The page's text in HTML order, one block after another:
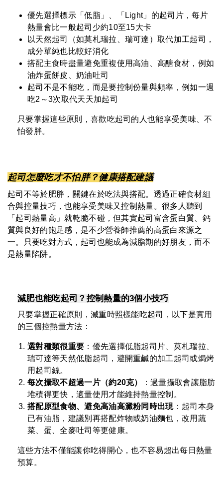
優先選擇標示「低脂」、「Light」的起司片，每片
熱量會比一般起司少約10至15大卡
以天然起司（如莫札瑞拉、瑞可達）取代加工起司，
成分單純也比較好消化
搭配主食時盡量避免重複使用高油、高醣食材，例如
油炸蛋餅皮、奶油吐司
起司不是不能吃，而是要控制份量與頻率，例如一週
吃2～3次取代天天加起司
只要掌握這些原則，喜歡吃起司的人也能享受美味、不
怕發胖。
起司怎麼吃才不怕胖？健康搭配建議
起司不等於肥胖，關鍵在於吃法與搭配。透過正確食材組
合與控量技巧，也能享受美味又控制熱量。很多人聽到
「起司熱量高」就乾脆不碰，但其實起司富含蛋白質、鈣
質與良好的飽足感，是不少營養師推薦的高蛋白來源之
一。只要吃對方式，起司也能成為減脂期的好朋友，而不
是熱量陷阱。
減肥也能吃起司？控制熱量的3個小技巧
只要掌握正確原則，減重時照樣能吃起司，以下是實用
的三個控熱量方法：
選對種類很重要 ：優先選擇低脂起司片、莫札瑞拉、
瑞可達等天然低脂起司，避開重鹹的加工起司或焗烤
用起司絲。
每次攝取不超過一片（約20克）
：過量攝取會讓脂肪
堆積得更快，適量使用才能維持熱量控制。
搭配原型食物、避免高油高澱粉同時出現：起司本身
已有油脂，建議別再搭配炸物或奶油麵包，改用蔬
菜、蛋、全麥吐司等更健康。
這些方法不僅能讓你吃得開心，也不容易超出每日熱量
預算。